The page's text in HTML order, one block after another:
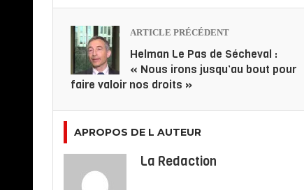
ARTICLE PRÉCÉDENT
Helman Le Pas de Sécheval :
« Nous irons jusqu’au bout pour
faire valoir nos droits »
APROPOS DE L AUTEUR
La Redaction